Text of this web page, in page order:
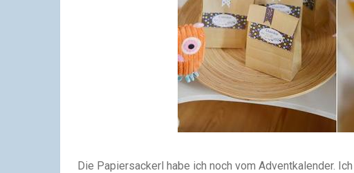
Die Papiersackerl habe ich noch vom Adventkalender.